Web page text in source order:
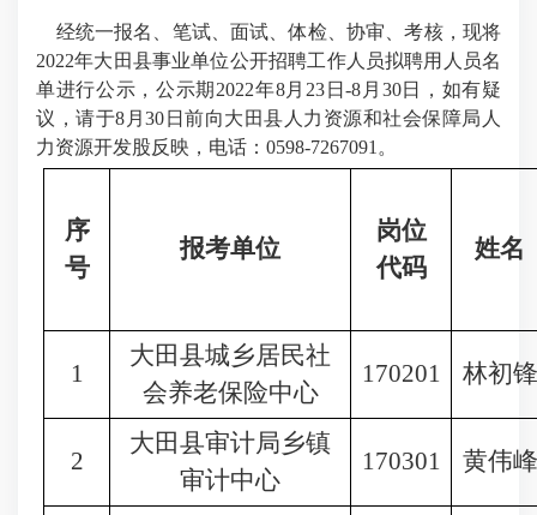
经统一报名、笔试、面试、体检、协审、考核，现将
2022年大田县事业单位公开招聘工作人员拟聘用人员名
单进行公示，公示期2022年8月23日-8月30日，如有疑
议，请于8月30日前向大田县人力资源和社会保障局人
力资源开发股反映，电话：0598-7267091。
序
号
报考单位
岗位
代码
姓名
1
大田县城乡居民社
会养老保险中心
170201 林初锋
2
大田县审计局乡镇
审计中心
170301 黄伟峰